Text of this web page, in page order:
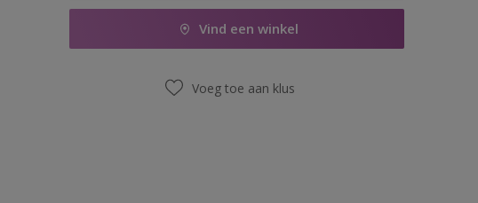
Vind een winkel
Voeg toe aan klus